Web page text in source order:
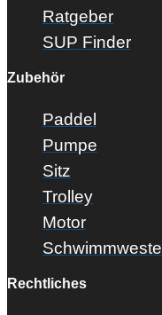
Ratgeber
SUP Finder
Zubehör
Paddel
Pumpe
Sitz
Trolley
Motor
Schwimmweste
Rechtliches